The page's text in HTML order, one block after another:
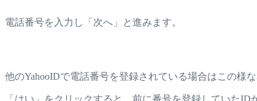
電話番号を入力し「次へ」と進みます。
他のYahooIDで電話番号を登録されている場合はこの様な
「はい」をクリックすると、前に番号を登録していた